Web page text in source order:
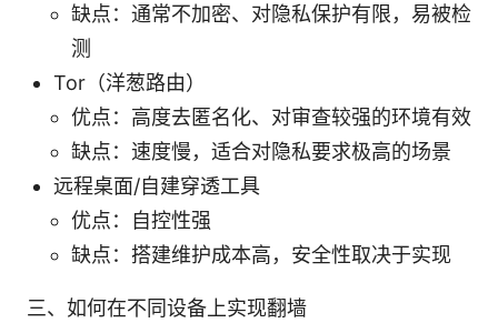
缺点：通常不加密、对隐私保护有限，易被检
测
Tor（洋葱路由）
优点：高度去匿名化、对审查较强的环境有效
缺点：速度慢，适合对隐私要求极高的场景
远程桌面/自建穿透工具
优点：自控性强
缺点：搭建维护成本高，安全性取决于实现
三、如何在不同设备上实现翻墙